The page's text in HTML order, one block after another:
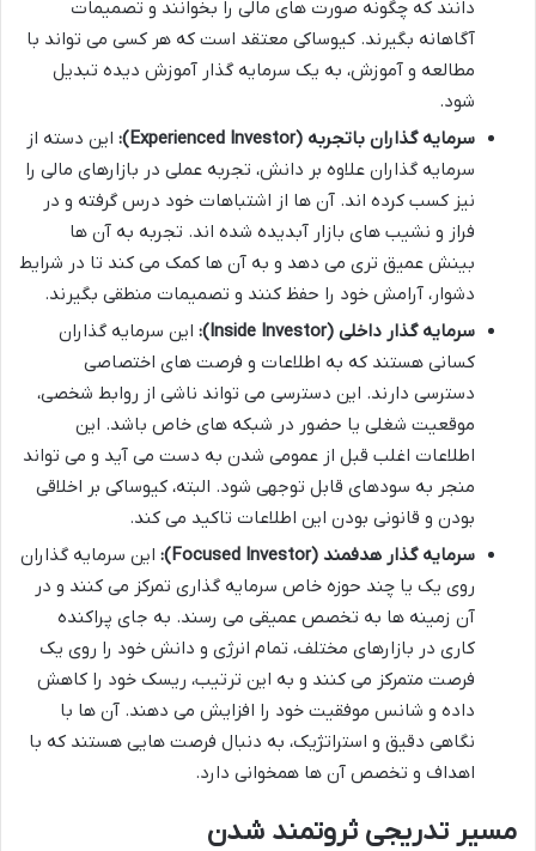
دانند که چگونه صورت های مالی را بخوانند و تصمیمات
آگاهانه بگیرند. کیوساکی معتقد است که هر کسی می تواند با
مطالعه و آموزش، به یک سرمایه گذار آموزش دیده تبدیل
شود.
سرمایه گذاران باتجربه (Experienced Investor):
این دسته از
سرمایه گذاران علاوه بر دانش، تجربه عملی در بازارهای مالی را
نیز کسب کرده اند. آن ها از اشتباهات خود درس گرفته و در
فراز و نشیب های بازار آبدیده شده اند. تجربه به آن ها
بینش عمیق تری می دهد و به آن ها کمک می کند تا در شرایط
دشوار، آرامش خود را حفظ کنند و تصمیمات منطقی بگیرند.
سرمایه گذار داخلی (Inside Investor):
این سرمایه گذاران
کسانی هستند که به اطلاعات و فرصت های اختصاصی
دسترسی دارند. این دسترسی می تواند ناشی از روابط شخصی،
موقعیت شغلی یا حضور در شبکه های خاص باشد. این
اطلاعات اغلب قبل از عمومی شدن به دست می آید و می تواند
منجر به سودهای قابل توجهی شود. البته، کیوساکی بر اخلاقی
بودن و قانونی بودن این اطلاعات تاکید می کند.
سرمایه گذار هدفمند (Focused Investor):
این سرمایه گذاران
روی یک یا چند حوزه خاص سرمایه گذاری تمرکز می کنند و در
آن زمینه ها به تخصص عمیقی می رسند. به جای پراکنده
کاری در بازارهای مختلف، تمام انرژی و دانش خود را روی یک
فرصت متمرکز می کنند و به این ترتیب، ریسک خود را کاهش
داده و شانس موفقیت خود را افزایش می دهند. آن ها با
نگاهی دقیق و استراتژیک، به دنبال فرصت هایی هستند که با
اهداف و تخصص آن ها همخوانی دارد.
مسیر تدریجی ثروتمند شدن